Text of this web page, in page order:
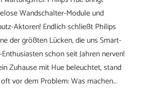
Wandschalter-Module und
Aktoren! Endlich schließt Philips
der größten Lücken, die uns Smart-
schon seit Jahren nerven!
Zuhause mit Hue beleuchtet, stand
vor dem Problem: Was machen…